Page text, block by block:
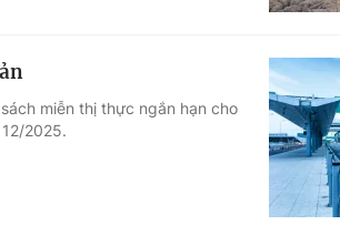
miễn thị thực ngắn hạn cho
2025.